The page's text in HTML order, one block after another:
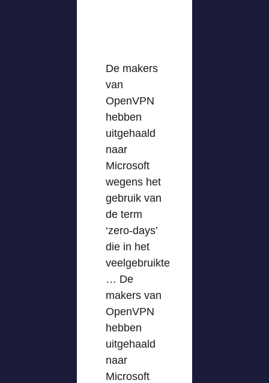
De makers
van
OpenVPN
hebben
uitgehaald
naar
Microsoft
wegens het
gebruik van
de term
‘zero-days’
die in het
veelgebruikte
… De
makers van
OpenVPN
hebben
uitgehaald
naar
Microsoft